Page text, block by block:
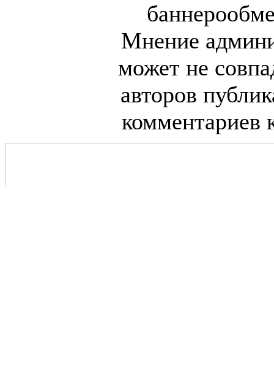
Мнение
может не
авторов
комментариев